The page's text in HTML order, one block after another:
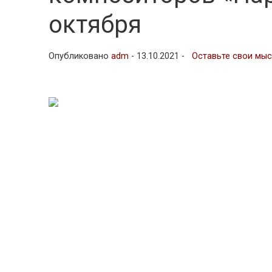
октября
Опубликованоadm - 13.10.2021 - Оставьте свои